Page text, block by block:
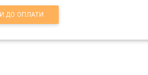
ДО ОПЛАТИ